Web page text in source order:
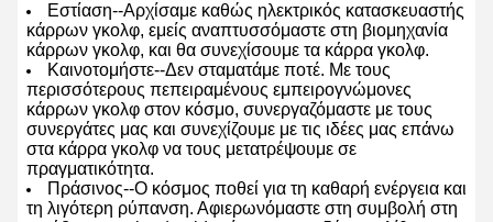
Εστίαση--Αρχίσαμε καθώς ηλεκτρικός κατασκευαστής
κάρρων γκολφ, εμείς αναπτυσσόμαστε στη βιομηχανία
κάρρων γκολφ, και θα συνεχίσουμε τα κάρρα γκολφ.
Καινοτομήστε--Δεν σταματάμε ποτέ. Με τους
περισσότερους πεπειραμένους εμπειρογνώμονες
κάρρων γκολφ στον κόσμο, συνεργαζόμαστε με τους
συνεργάτες μας και συνεχίζουμε με τις ιδέες μας επάνω
στα κάρρα γκολφ να τους μετατρέψουμε σε
πραγματικότητα.
Πράσινος--Ο κόσμος ποθεί για τη καθαρή ενέργεια και
τη λιγότερη ρύπανση. Αφιερωνόμαστε στη συμβολή στη